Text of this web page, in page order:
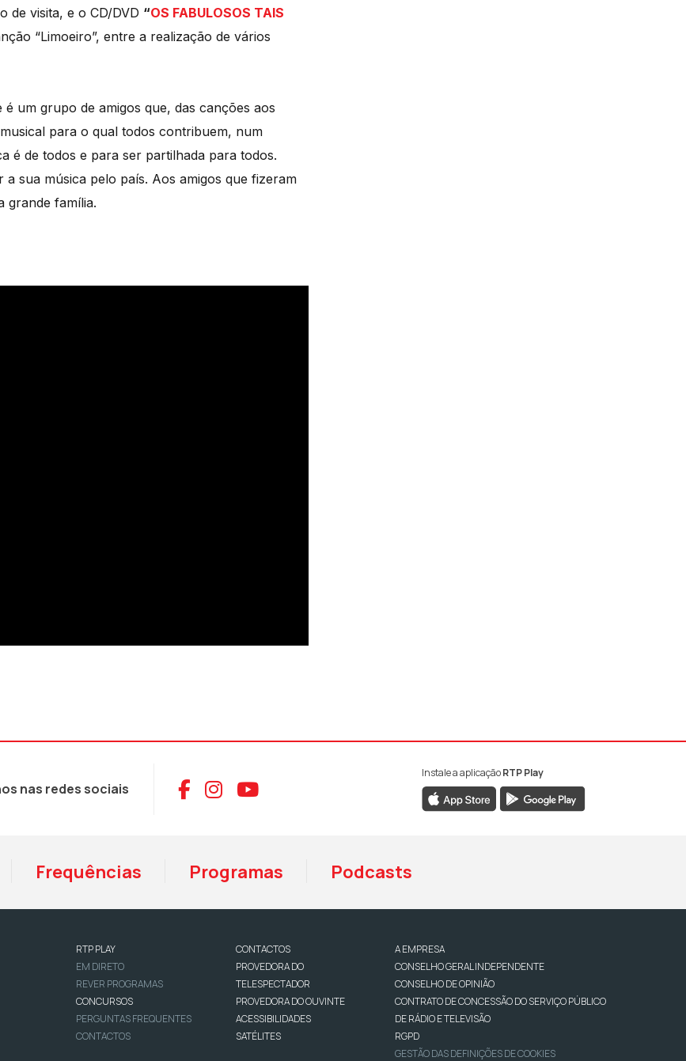
de visita, e o CD/DVD “OS FABULOSOS TAIS
“Limoeiro”, entre a realização de vários
um grupo de amigos que, das canções aos
para o qual todos contribuem, num
é de todos e para ser partilhada para todos.
sua música pelo país. Aos amigos que fizeram
grande família.
nas redes sociais Aceder ao Facebook da RTP Antena 1
Aceder ao Instagram da RTP Antena 1
Aceder ao YouTube da RTP Antena 1
Instale a aplicaçãoRTP Play
Frequências Programas Podcasts
RTP PLAY
EM DIRETO
REVER PROGRAMAS
CONCURSOS
PERGUNTAS FREQUENTES
CONTACTOS
CONTACTOS
PROVEDORA DO
TELESPECTADOR
PROVEDORA DO OUVINTE
ACESSIBILIDADES
SATÉLITES
A EMPRESA
CONSELHO GERAL INDEPENDENTE
CONSELHO DE OPINIÃO
CONTRATO DE CONCESSÃO DO SERVIÇO PÚBLICO
DE RÁDIO E TELEVISÃO
RGPD
GESTÃO DAS DEFINIÇÕES DE COOKIES